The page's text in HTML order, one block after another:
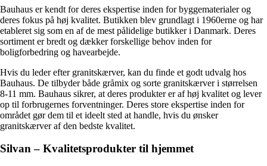
Bauhaus er kendt for deres ekspertise inden for byggematerialer og
deres fokus på høj kvalitet. Butikken blev grundlagt i 1960erne og har
etableret sig som en af de mest pålidelige butikker i Danmark. Deres
sortiment er bredt og dækker forskellige behov inden for
boligforbedring og havearbejde.
Hvis du leder efter granitskærver, kan du finde et godt udvalg hos
Bauhaus. De tilbyder både gråmix og sorte granitskærver i størrelsen
8-11 mm. Bauhaus sikrer, at deres produkter er af høj kvalitet og lever
op til forbrugernes forventninger. Deres store ekspertise inden for
området gør dem til et ideelt sted at handle, hvis du ønsker
granitskærver af den bedste kvalitet.
Silvan – Kvalitetsprodukter til hjemmet